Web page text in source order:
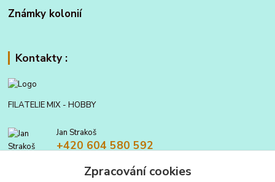
Známky kolonií
Kontakty :
FILATELIE MIX - HOBBY
Jan Strakoš
+420 604 580 592
filatelie.mix@seznam.czZpracování cookies